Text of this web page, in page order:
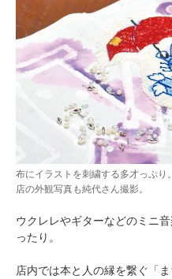
布にイラストを刺繍する多才っぷり。
店の外観写真も純代さん撮影。
ウクレレやギターなどのミニ
ったり。
店内では本と人の縁を繋ぐ「